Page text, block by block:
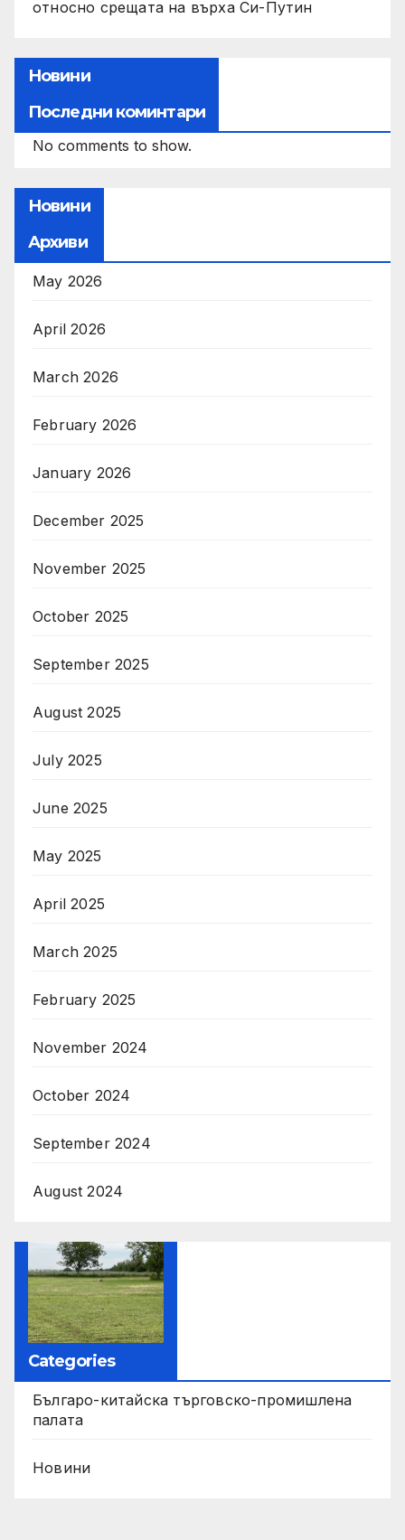
относно срещата на върха Си-Путин
Новини
Последни коминтари
No comments to show.
Новини
Архиви
May 2026
April 2026
March 2026
February 2026
January 2026
December 2025
November 2025
October 2025
September 2025
August 2025
July 2025
June 2025
May 2025
April 2025
March 2025
February 2025
November 2024
October 2024
September 2024
August 2024
Categories
Българо-китайска търговско-промишлена
палата
Новини